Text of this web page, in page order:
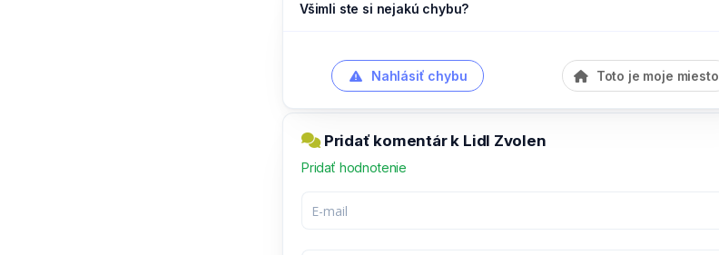
Všimli ste si nejakú chybu?
Nahlásiť chybu Toto je moje miesto
Pridať komentár k Lidl Zvolen
Pridať hodnotenie